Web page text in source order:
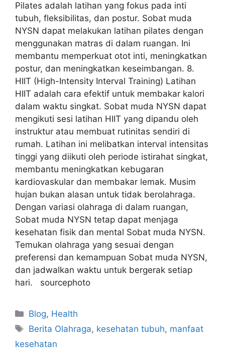
Pilates adalah latihan yang fokus pada inti
tubuh, fleksibilitas, dan postur. Sobat muda
NYSN dapat melakukan latihan pilates dengan
menggunakan matras di dalam ruangan. Ini
membantu memperkuat otot inti, meningkatkan
postur, dan meningkatkan keseimbangan. 8.
HIIT (High-Intensity Interval Training) Latihan
HIIT adalah cara efektif untuk membakar kalori
dalam waktu singkat. Sobat muda NYSN dapat
mengikuti sesi latihan HIIT yang dipandu oleh
instruktur atau membuat rutinitas sendiri di
rumah. Latihan ini melibatkan interval intensitas
tinggi yang diikuti oleh periode istirahat singkat,
membantu meningkatkan kebugaran
kardiovaskular dan membakar lemak. Musim
hujan bukan alasan untuk tidak berolahraga.
Dengan variasi olahraga di dalam ruangan,
Sobat muda NYSN tetap dapat menjaga
kesehatan fisik dan mental Sobat muda NYSN.
Temukan olahraga yang sesuai dengan
preferensi dan kemampuan Sobat muda NYSN,
dan jadwalkan waktu untuk bergerak setiap
hari. sourcephoto
Blog, Health
Berita Olahraga, kesehatan tubuh, manfaat
kesehatan